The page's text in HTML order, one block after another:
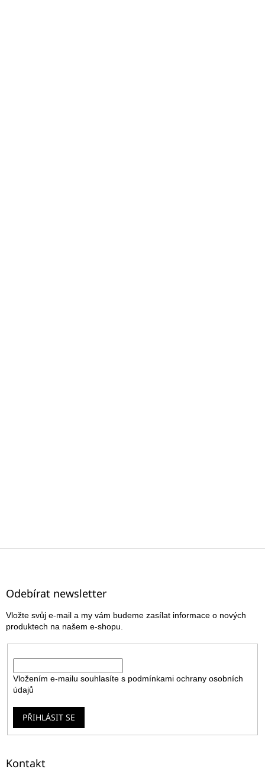
Z
Odebírat newsletter
Vložte svůj e-mail a my vám budeme zasílat informace o nových
produktech na našem e-shopu.
Vložením e-mailu souhlasíte s podmínkami ochrany osobních
údajů
PŘIHLÁSIT SE
Kontakt